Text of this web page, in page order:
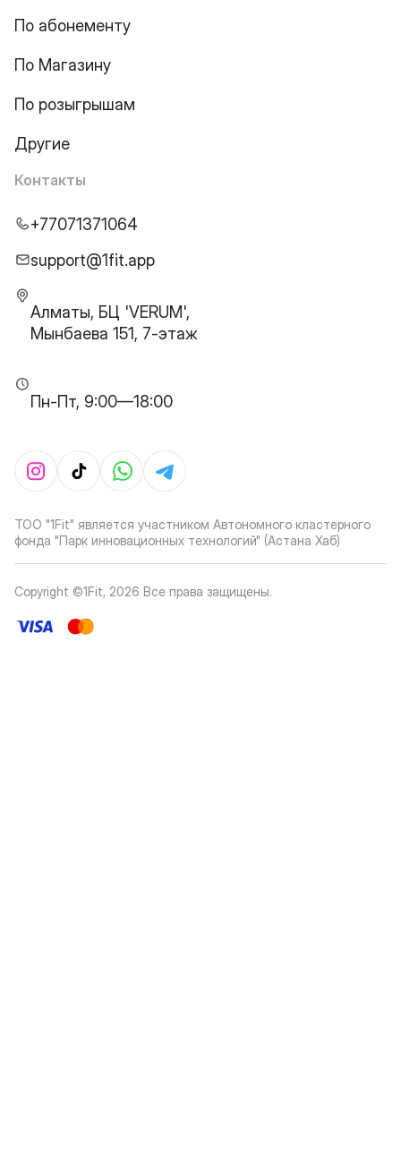
По абонементу
По Магазину
По розыгрышам
Другие
Контакты
+77071371064
support@1fit.app
Алматы, БЦ 'VERUM',
Мынбаева 151, 7-этаж
Пн-Пт, 9:00—18:00
ТОО "1Fit" является участником Автономного кластерного
фонда "Парк инновационных технологий" (Астана Хаб)
Copyright ©1Fit, 2026 Все права защищены.